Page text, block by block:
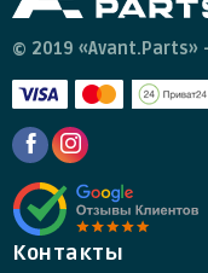
© 2019 «Avant.Parts»
Контакты